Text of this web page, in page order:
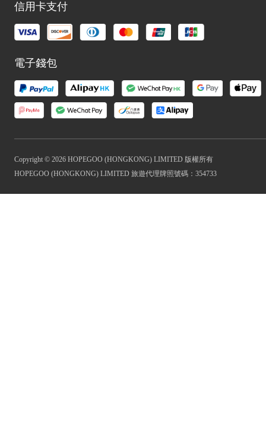
信用卡支付
電子錢包
Copyright © 2026 HOPEGOO (HONGKONG) LIMITED 版權所有
HOPEGOO (HONGKONG) LIMITED 旅遊代理牌照號碼：354733